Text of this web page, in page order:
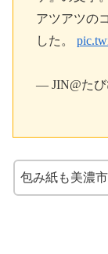
アツアツの
した。
— JIN@たび
包み紙も美濃